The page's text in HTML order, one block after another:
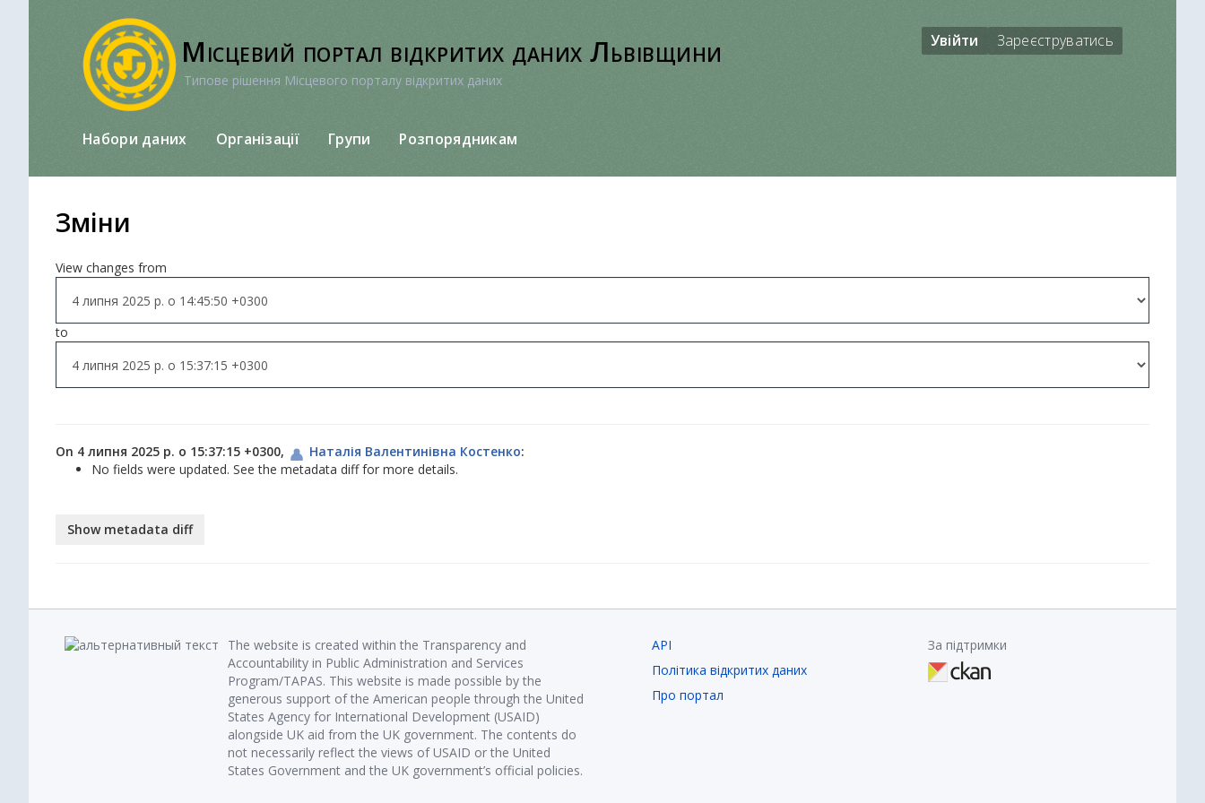
Місцевий портал відкритих даних Львівщини
Типове рішення Місцевого порталу відкритих даних
Увійти Зареєструватись
Набори даних Організації Групи Розпорядникам
Зміни
View changes from
to
On 4 липня 2025 р. о 15:37:15 +0300, Наталія Валентинівна Костенко:
No fields were updated. See the metadata diff for more details.
The website is created within the Transparency and
Accountability in Public Administration and Services
Program/TAPAS. This website is made possible by the
generous support of the American people through the United
States Agency for International Development (USAID)
alongside UK aid from the UK government. The contents do
not necessarily reflect the views of USAID or the United
States Government and the UK government’s official policies.
API
Політика відкритих даних
Про портал
За підтримки